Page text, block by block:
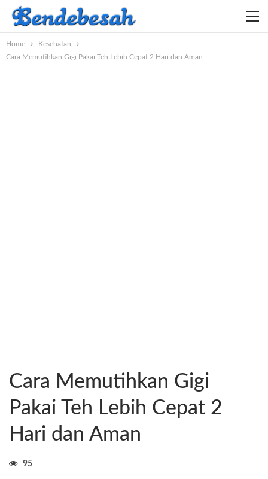
Home
Kesehatan
Cara Memutihkan Gigi Pakai Teh Lebih Cepat 2 Hari dan Aman
Cara Memutihkan Gigi
Pakai Teh Lebih Cepat 2
Hari dan Aman
95